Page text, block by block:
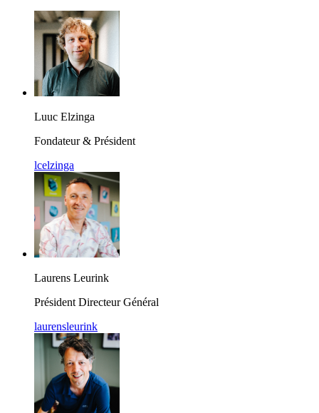
Luuc Elzinga
Fondateur & Président
lcelzinga
Laurens Leurink
Président Directeur Général
laurensleurink